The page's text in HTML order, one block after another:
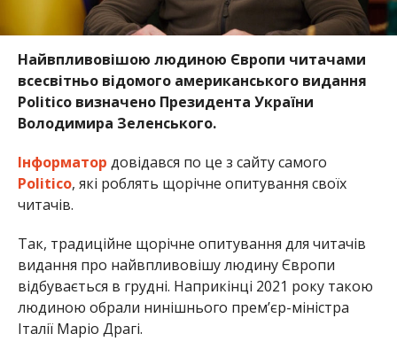
Найвпливовішою людиною Європи читачами
всесвітньо відомого американського видання
Politico визначено Президента України
Володимира Зеленського.
Інформатор довідався по це з сайту самого
Politico, які роблять щорічне опитування своїх
читачів.
Так, традиційне щорічне опитування для читачів
видання про найвпливовішу людину Європи
відбувається в грудні. Наприкінці 2021 року такою
людиною обрали нинішнього прем’єр-міністра
Італії Маріо Драгі.